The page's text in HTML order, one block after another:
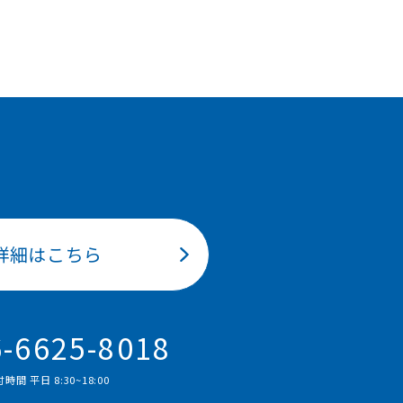
細はこちら
6625-8018
時間 平⽇ 8:30~18:00